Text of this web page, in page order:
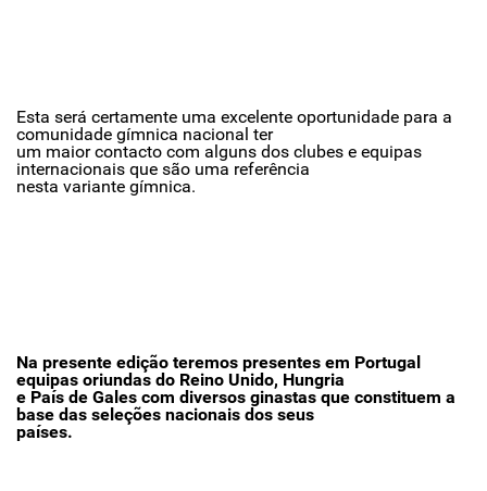
Esta será certamente uma excelente oportunidade para a
comunidade gímnica nacional ter
um maior contacto com alguns dos clubes e equipas
internacionais que são uma referência
nesta variante gímnica.
Na presente edição teremos presentes em Portugal
equipas oriundas do Reino Unido, Hungria
e País de Gales com diversos ginastas que constituem a
base das seleções nacionais dos seus
países.